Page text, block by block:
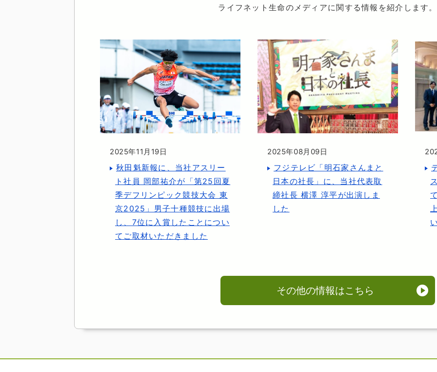
ライフネット生命のメディアに関する情報を紹介します。
2025年11月19日
秋田魁新報に、当社アスリー
ト社員 岡部祐介が「第25回夏
季デフリンピック競技大会 東
京2025」男子十種競技に出場
し、7位に入賞したことについ
てご取材いただきました
2025年08月09日
フジテレビ「明石家さんまと
日本の社長」に、当社代表取
締社長 横澤 淳平が出演しま
した
その他の情報はこちら